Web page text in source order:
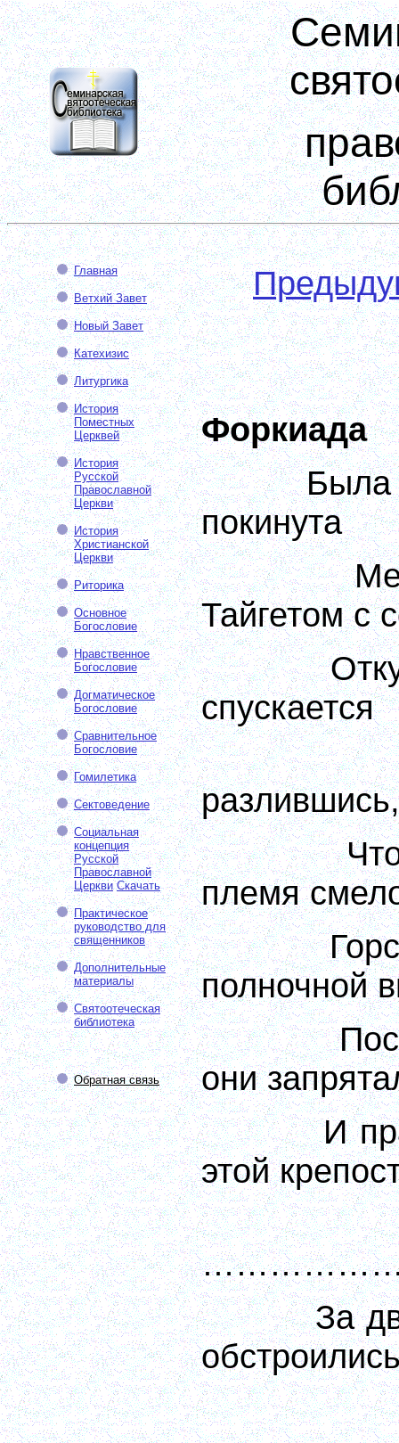
Главная
Ветхий Завет
Новый Завет
Катехизис
Литургика
История
Поместных
Церквей
История
Русской
Православной
Церкви
История
Христианской
Церкви
Риторика
Основное
Богословие
Нравственное
Богословие
Догматическое
Богословие
Сравнительное
Богословие
Гомилетика
Сектоведение
Социальная
концепция
Русской
Православной
Церкви Скачать
Практическое
руководство для
священников
Дополнительные
материалы
Святоотеческая
библиотека
Обратная связь
Форкиада
Была
покинута
Тайгетом с
спускается
племя
полночной
они
И
этой
За